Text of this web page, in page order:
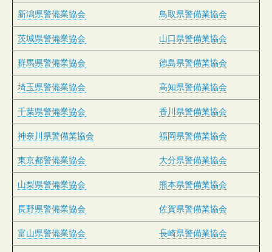
新潟県警備業協会 鳥取県警備業協会
茨城県警備業協会 山口県警備業協会
群馬県警備業協会 徳島県警備業協会
埼玉県警備業協会 高知県警備業協会
千葉県警備業協会 香川県警備業協会
神奈川県警備業協会 福岡県警備業協会
東京都警備業協会 大分県警備業協会
山梨県警備業協会 熊本県警備業協会
長野県警備業協会 佐賀県警備業協会
富山県警備業協会 長崎県警備業協会